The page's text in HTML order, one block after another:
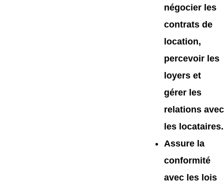
négocier les
contrats de
location,
percevoir les
loyers et
gérer les
relations avec
les locataires.
Assure la
conformité
avec les lois